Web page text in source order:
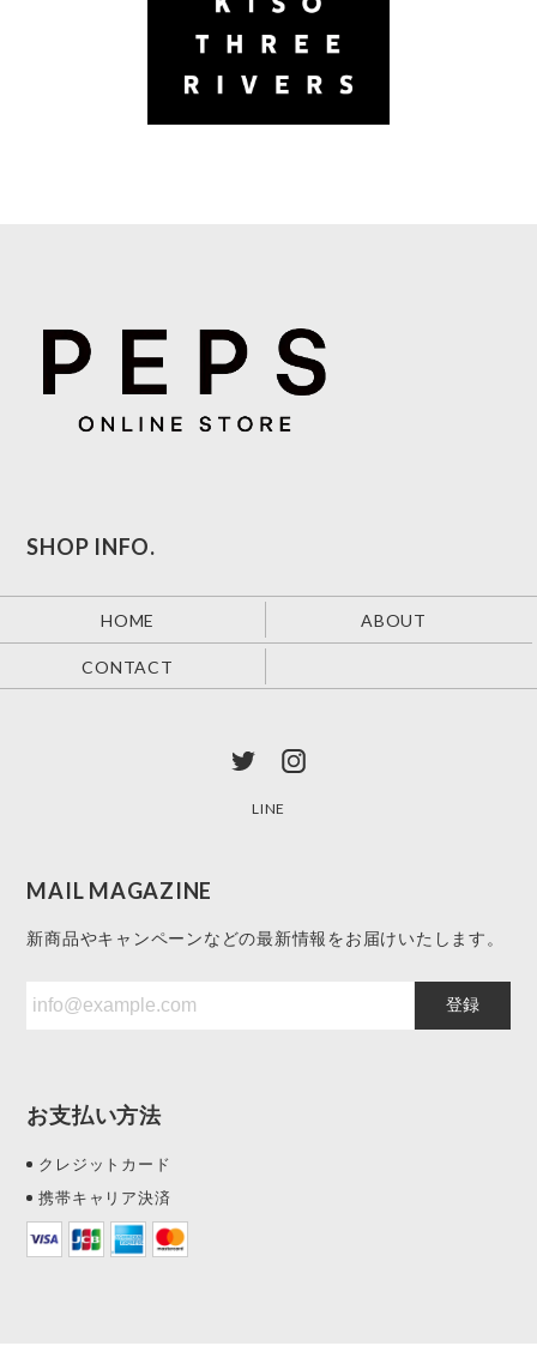
SHOP INFO.
HOME ABOUT
CONTACT
LINE
MAIL MAGAZINE
新商品やキャンペーンなどの最新情報をお届けいたします。
登録
お支払い方法
クレジットカード
携帯キャリア決済